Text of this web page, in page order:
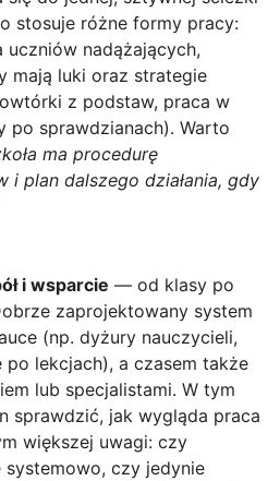
stosuje różne formy pracy:
nadążających,
mają luki oraz strategie
z podstaw, praca w
po sprawdzianach). Warto
ma procedurę
i plan dalszego działania, gdy
i wsparcie — od klasy po
zaprojektowany system
(np. dyżury nauczycieli,
lekcjach), a czasem także
lub specjalistami. W tym
sprawdzić, jak wygląda praca
większej uwagi: czy
czy jedynie